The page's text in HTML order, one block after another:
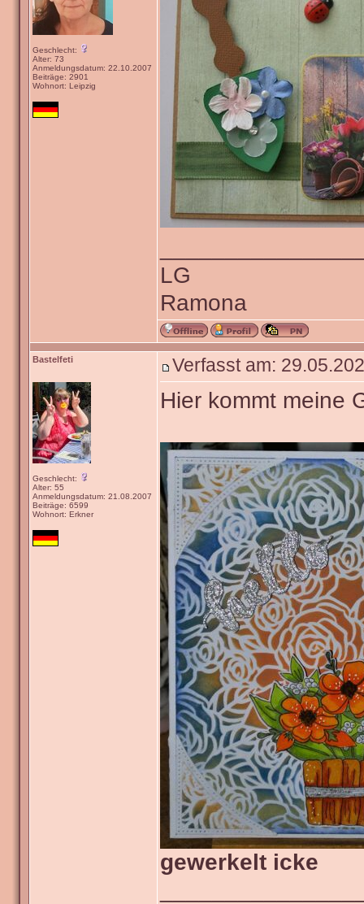
Geschlecht:
Alter: 73
Anmeldungsdatum: 22.10.2007
Beiträge: 2901
Wohnort: Leipzig
LG
Ramona
Bastelfeti
Geschlecht:
Alter: 55
Anmeldungsdatum: 21.08.2007
Beiträge: 6599
Wohnort: Erkner
Verfasst am:
Hier kommt meine
gewerkelt icke